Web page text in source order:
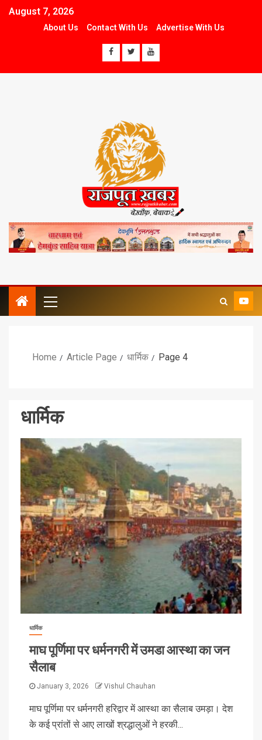
August 7, 2026
About Us Contact With Us Advertise With Us
Home Article Page धार्मिक Page 4
धार्मिक
धार्मिक
माघ पूर्णिमा पर धर्मनगरी में उमडा आस्था का जन
सैलाब
January 3, 2026 Vishul Chauhan
माघ पूर्णिमा पर धर्मनगरी हरिद्वार में आस्था का सैलाब उमड़ा। देश
के कई प्रांतों से आए लाखों श्रद्धालुओं ने हरकी...